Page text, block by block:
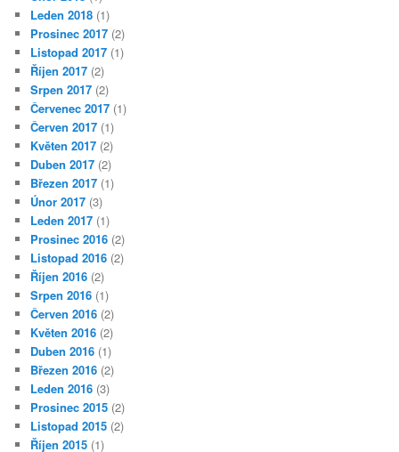
Leden 2018 (1)
Prosinec 2017 (2)
Listopad 2017 (1)
Říjen 2017 (2)
Srpen 2017 (2)
Červenec 2017 (1)
Červen 2017 (1)
Květen 2017 (2)
Duben 2017 (2)
Březen 2017 (1)
Únor 2017 (3)
Leden 2017 (1)
Prosinec 2016 (2)
Listopad 2016 (2)
Říjen 2016 (2)
Srpen 2016 (1)
Červen 2016 (2)
Květen 2016 (2)
Duben 2016 (1)
Březen 2016 (2)
Leden 2016 (3)
Prosinec 2015 (2)
Listopad 2015 (2)
Říjen 2015 (1)